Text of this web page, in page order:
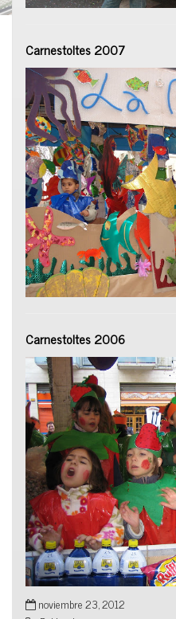
Carnestoltes 2007
Carnestoltes 2006
noviembre 23, 2012